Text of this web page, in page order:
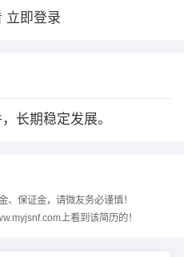
立即登录
长期稳定发展。
、保证金，请微友务必谨慎！
上看到该简历的！